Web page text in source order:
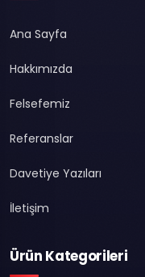
Ana Sayfa
Hakkımızda
Felsefemiz
Referanslar
Davetiye Yazıları
İletişim
Ürün Kategorileri